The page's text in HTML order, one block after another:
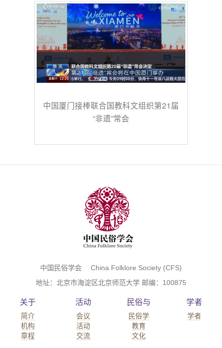
中国厦门接棒联合国教科文组织第21届
“非遗”常会
中国民俗学会 China Folklore Society (CFS)
地址：北京市海淀区北京师范大学 邮编：100875
关于
简介
机构
章程
活动
会议
活动
交流
民俗与
民俗学
教育
文化
学者
学者